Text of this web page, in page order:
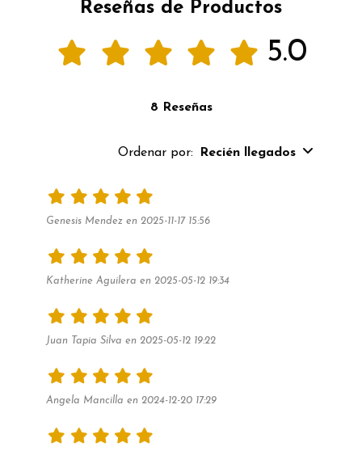
Reseñas de Productos
5.0
8 Reseñas
Ordenar por: Recién llegados
Genesis Mendez en 2025-11-17 15:56
Katherine Aguilera en 2025-05-12 19:34
Juan Tapia Silva en 2025-05-12 19:22
Angela Mancilla en 2024-12-20 17:29